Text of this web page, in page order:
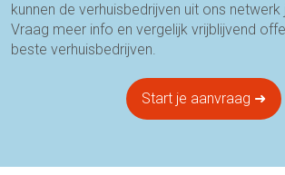
kunnen de verhuisbedrijven uit ons
Vraag meer info en vergelijk vrijblijvend
beste verhuisbedrijven.
Start je aanvraag ➜